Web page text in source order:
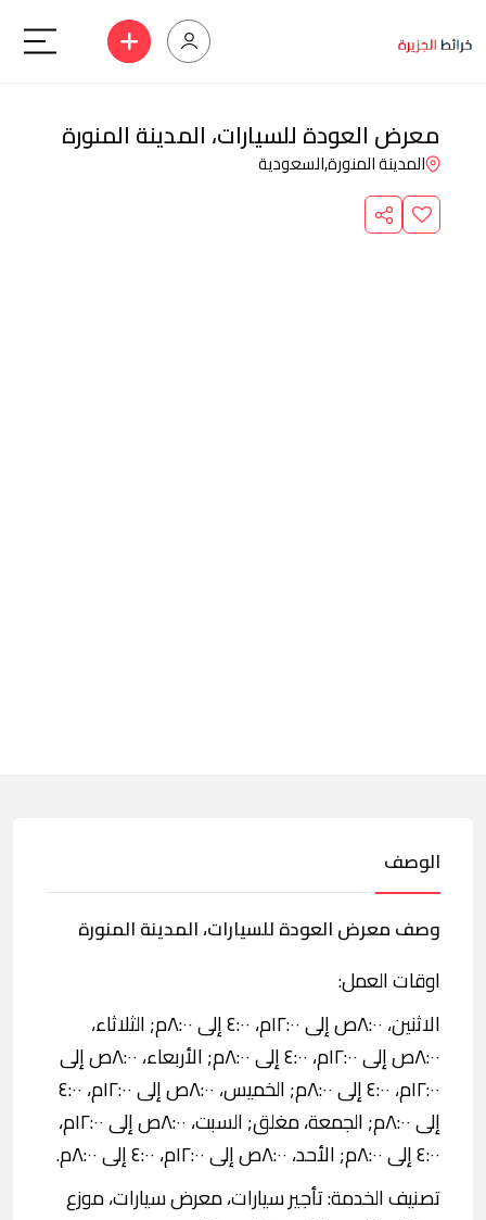
معرض العودة للسيارات، المدينة المنورة
المدينة المنورة,السعودية
الوصف
وصف معرض العودة للسيارات، المدينة المنورة
اوقات العمل:
الاثنين، ٨:٠٠ص إلى ١٢:٠٠م، ٤:٠٠ إلى ٨:٠٠م; الثلاثاء،
٨:٠٠ص إلى ١٢:٠٠م، ٤:٠٠ إلى ٨:٠٠م; الأربعاء، ٨:٠٠ص إلى
١٢:٠٠م، ٤:٠٠ إلى ٨:٠٠م; الخميس، ٨:٠٠ص إلى ١٢:٠٠م، ٤:٠٠
إلى ٨:٠٠م; الجمعة، مغلق; السبت، ٨:٠٠ص إلى ١٢:٠٠م،
٤:٠٠ إلى ٨:٠٠م; الأحد، ٨:٠٠ص إلى ١٢:٠٠م، ٤:٠٠ إلى ٨:٠٠م.
تصنيف الخدمة: تأجير سيارات، معرض سيارات، موزع